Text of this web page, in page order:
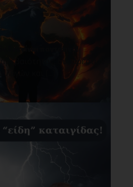
δεν είναι παντοτινό!
δυσάρεστων